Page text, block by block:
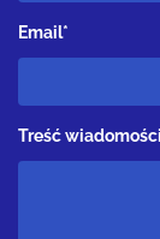
Email*
Treść wiadomości